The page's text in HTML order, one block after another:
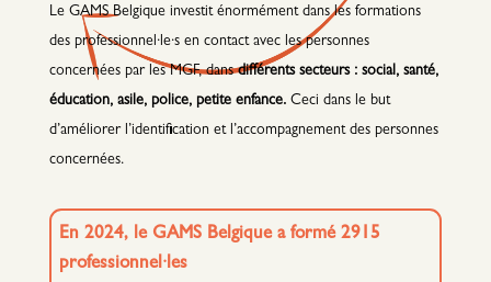
Le GAMS Belgique investit énormément dans les formations
des professionnel·le·s en contact avec les personnes
concernées par les MGF, dansdifférents secteurs : social, santé,
éducation, asile, police, petite enfance.Ceci dans le but
d’améliorer l’identification et l’accompagnement des personnes
concernées.
En 2024, le GAMS Belgique a formé 2915
professionnel·les